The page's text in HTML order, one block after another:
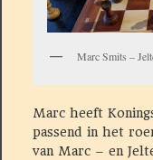
Marc Smits –
Marc heeft
passend in het
van Marc – en